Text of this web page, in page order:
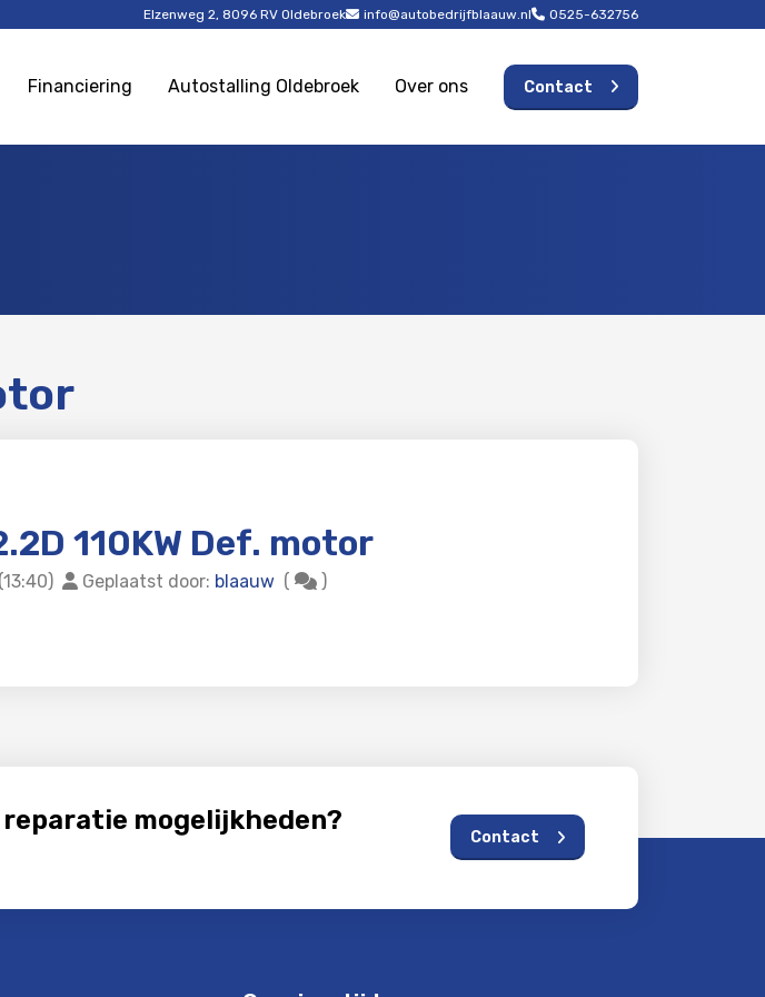
Elzenweg 2, 8096 RV Oldebroek info@autobedrijfblaauw.nl 0525-632756
Financiering Autostalling Oldebroek Over ons Contact
110KW Def. motor
Geplaatst door: blaauw ( )
mogelijkheden?
Contact